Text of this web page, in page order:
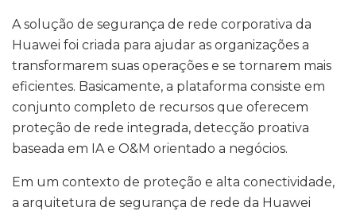
A solução de segurança de rede corporativa da
Huawei foi criada para ajudar as organizações a
transformarem suas operações e se tornarem mais
eficientes. Basicamente, a plataforma consiste em
conjunto completo de recursos que oferecem
proteção de rede integrada, detecção proativa
baseada em IA e O&M orientado a negócios.
Em um contexto de proteção e alta conectividade,
a arquitetura de segurança de rede da Huawei